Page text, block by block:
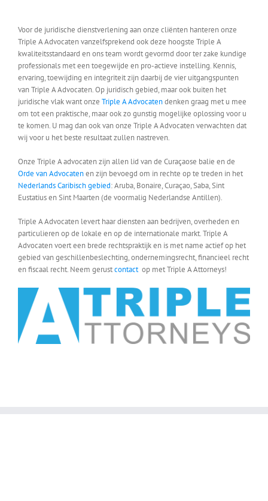
Voor de juridische dienstverlening aan onze cliënten hanteren onze
Triple A Advocaten vanzelfsprekend ook deze hoogste Triple A
kwaliteitsstandaard en ons team wordt gevormd door ter zake kundige
professionals met een toegewijde en pro-actieve instelling. Kennis,
ervaring, toewijding en integriteit zijn daarbij de vier uitgangspunten
van Triple A Advocaten. Op juridisch gebied, maar ook buiten het
juridische vlak want onze Triple A Advocatendenken graag met u mee
om tot een praktische, maar ook zo gunstig mogelijke oplossing voor u
te komen. U mag dan ook van onze Triple A Advocaten verwachten dat
wij voor u het beste resultaat zullen nastreven.
Onze Triple A advocaten zijn allen lid van de Curaçaose balie en de
Orde van Advocatenen zijn bevoegd om in rechte op te treden in het
Nederlands Caribisch gebied: Aruba, Bonaire, Curaçao, Saba, Sint
Eustatius en Sint Maarten (de voormalig Nederlandse Antillen).
Triple A Advocaten levert haar diensten aan bedrijven, overheden en
particulieren op de lokale en op de internationale markt. Triple A
Advocaten voert een brede rechtspraktijk en is met name actief op het
gebied van geschillenbeslechting, ondernemingsrecht, financieel recht
en fiscaal recht. Neem gerustcontactop met Triple A Attorneys!